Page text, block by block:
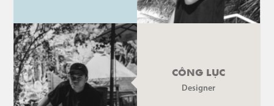
CÔNG LỤC
Designer